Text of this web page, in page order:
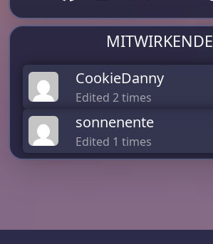
MITWIRKENDE
CookieDanny
Edited 2 times
sonnenente
Edited 1 times